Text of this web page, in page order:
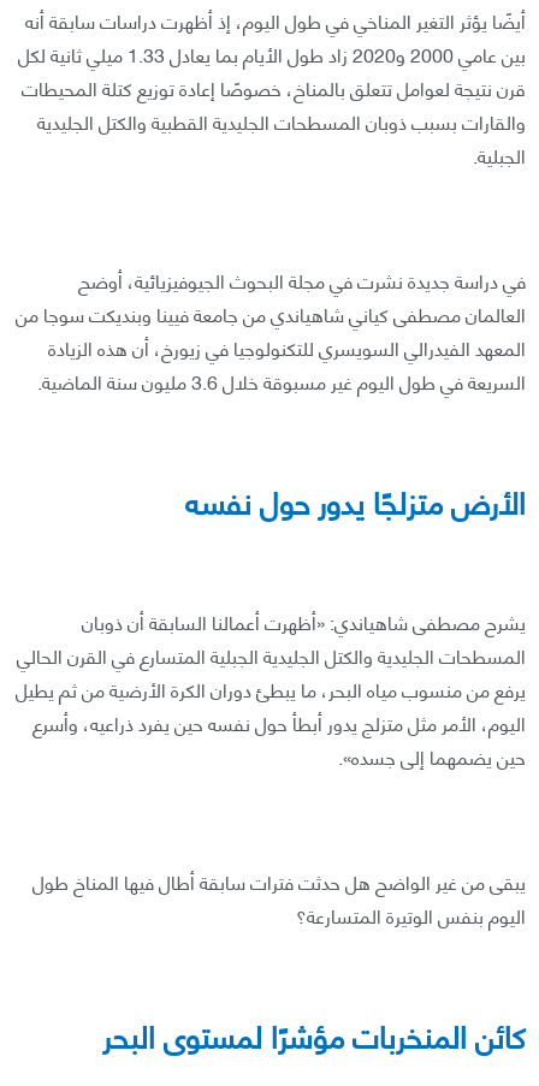
أيضًا يؤثر التغير المناخي في طول اليوم، إذ أظهرت دراسات سابقة أنه
بين عامي 2000 و2020 زاد طول الأيام بما يعادل 1.33 ميلي ثانية لكل
قرن نتيجة لعوامل تتعلق بالمناخ، خصوصًا إعادة توزيع كتلة المحيطات
والقارات بسبب ذوبان المسطحات الجليدية القطبية والكتل الجليدية
الجبلية.
في دراسة جديدة نشرت في مجلة البحوث الجيوفيزيائية، أوضح
العالمان مصطفى كياني شاهياندي من جامعة فيينا وبنديكت سوجا من
المعهد الفيدرالي السويسري للتكنولوجيا في زيورخ، أن هذه الزيادة
السريعة في طول اليوم غير مسبوقة خلال 3.6 مليون سنة الماضية.
الأرض متزلجًا يدور حول نفسه
يشرح مصطفى شاهياندي: «أظهرت أعمالنا السابقة أن ذوبان
المسطحات الجليدية والكتل الجليدية الجبلية المتسارع في القرن الحالي
يرفع من منسوب مياه البحر، ما يبطئ دوران الكرة الأرضية من ثم يطيل
اليوم، الأمر مثل متزلج يدور أبطأ حول نفسه حين يفرد ذراعيه، وأسرع
حين يضمهما إلى جسده».
يبقى من غير الواضح هل حدثت فترات سابقة أطال فيها المناخ طول
اليوم بنفس الوتيرة المتسارعة؟
كائن المنخربات مؤشرًا لمستوى البحر